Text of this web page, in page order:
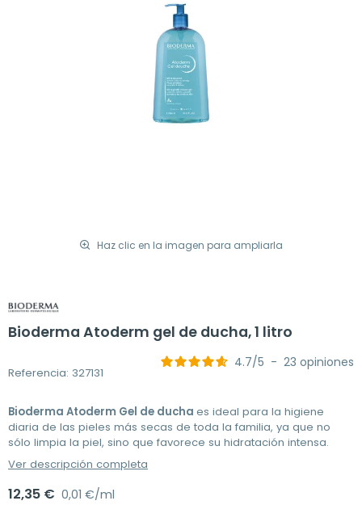
Haz clic en la imagen para ampliarla
Bioderma Atoderm gel de ducha, 1 litro
Referencia: 327131
4.7/5 - 23 opiniones
Bioderma Atoderm Gel de ducha es ideal para la higiene
diaria de las pieles más secas de toda la familia, ya que no
sólo limpia la piel, sino que favorece su hidratación intensa.
Ver descripción completa
12,35 € 0,01 €/ml